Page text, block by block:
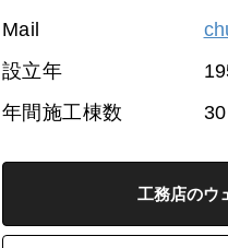
Mail
設立年
年間施工棟数
工務店のウ